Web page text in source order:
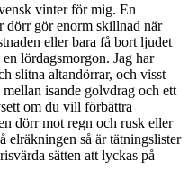
vinter för mig. En
dörr gör enorm skillnad när
eller bara få bort ljudet
lördagsmorgon. Jag har
slitna altandörrar, och visst
isande golvdrag och ett
om du vill förbättra
dörr mot regn och rusk eller
elräkningen så är tätningslister
sätten att lyckas på